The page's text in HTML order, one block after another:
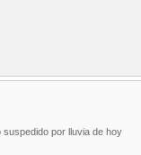
por lluvia de hoy